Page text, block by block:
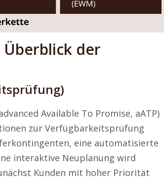
Überblick der
Available To Promise, aATP)
zur Verfügbarkeitsprüfung
eine automatisierte
interaktive Neuplanung wird
Kunden mit hoher Priorität